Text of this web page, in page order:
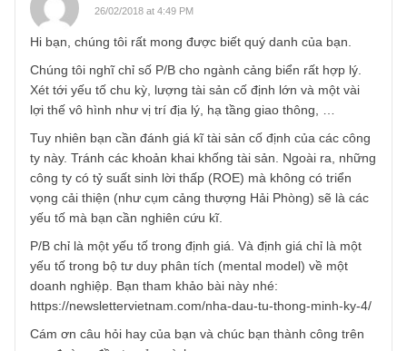
TGN_S.A.F.E Team
26/02/2018 at 4:49 PM
Hi bạn, chúng tôi rất mong được biết quý danh của bạn.
Chúng tôi nghĩ chỉ số P/B cho ngành cảng biển rất hợp lý.
Xét tới yếu tố chu kỳ, lượng tài sản cố định lớn và một vài
lợi thế vô hình như vị trí địa lý, hạ tầng giao thông, …
Tuy nhiên bạn cần đánh giá kĩ tài sản cố định của các
ty này. Tránh các khoản khai khống tài sản. Ngoài ra,